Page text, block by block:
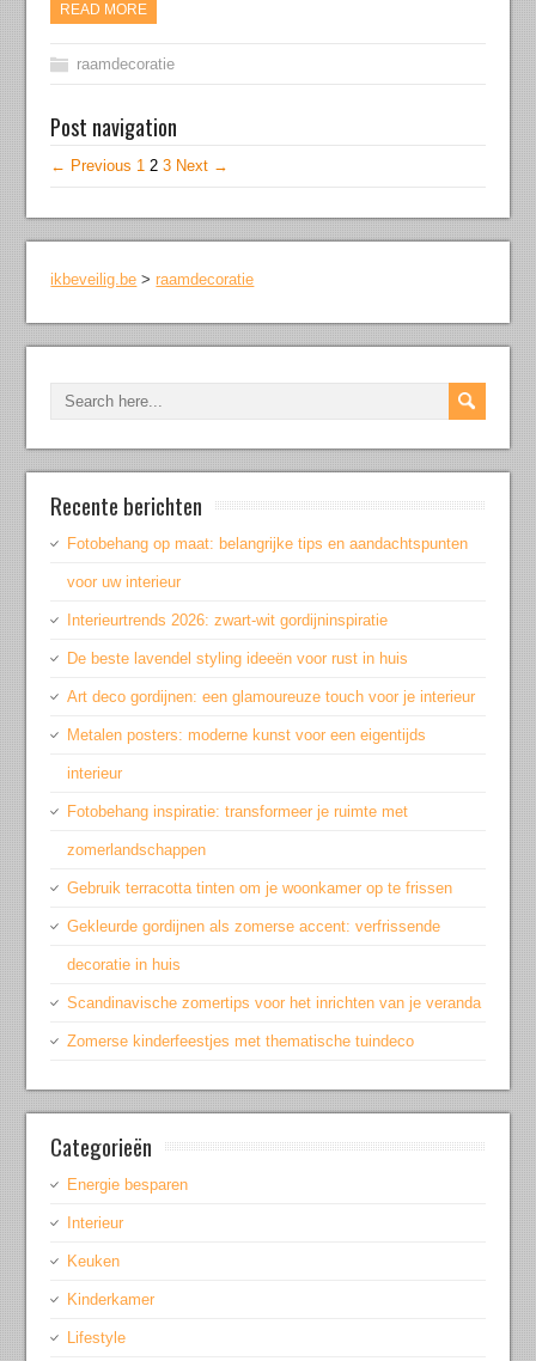
READ MORE
raamdecoratie
Post navigation
← Previous 1 2 3 Next →
ikbeveilig.be >raamdecoratie
Recente berichten
Fotobehang op maat: belangrijke tips en aandachtspunten
voor uw interieur
Interieurtrends 2026: zwart-wit gordijninspiratie
De beste lavendel styling ideeën voor rust in huis
Art deco gordijnen: een glamoureuze touch voor je interieur
Metalen posters: moderne kunst voor een eigentijds
interieur
Fotobehang inspiratie: transformeer je ruimte met
zomerlandschappen
Gebruik terracotta tinten om je woonkamer op te frissen
Gekleurde gordijnen als zomerse accent: verfrissende
decoratie in huis
Scandinavische zomertips voor het inrichten van je veranda
Zomerse kinderfeestjes met thematische tuindeco
Categorieën
Energie besparen
Interieur
Keuken
Kinderkamer
Lifestyle